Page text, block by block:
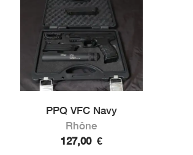
PPQ VFC Navy
Rhône
127,00 €